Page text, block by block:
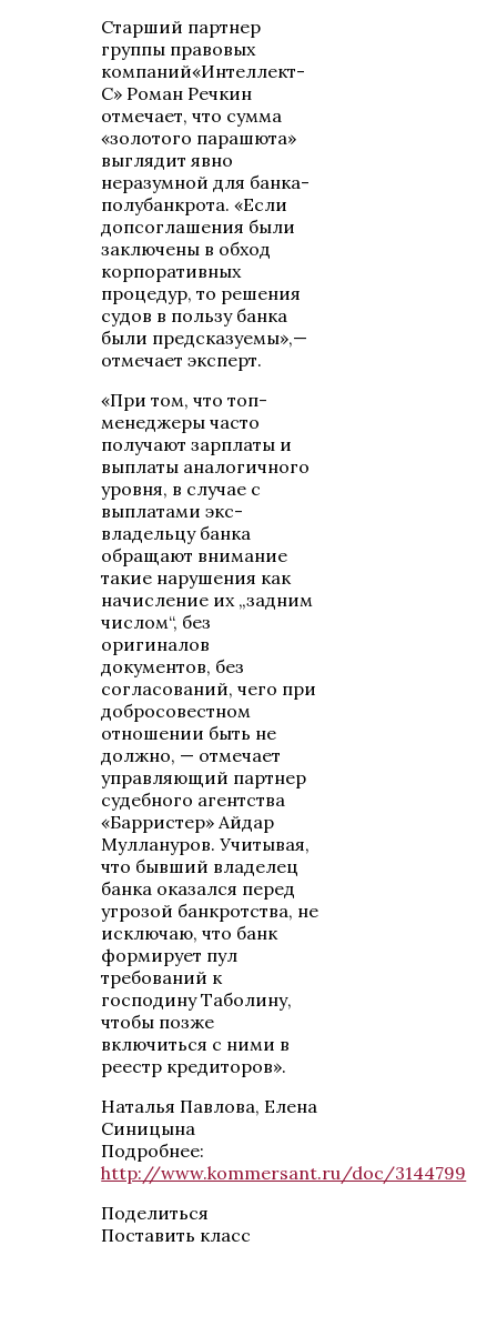
Старший партнер
группы правовых
компаний«Интеллект-
С» Роман Речкин
отмечает, что сумма
«золотого парашюта»
выглядит явно
неразумной для банка-
полубанкрота. «Если
допсоглашения были
заключены в обход
корпоративных
процедур, то решения
судов в пользу банка
были предсказуемы»,—
отмечает эксперт.
«При том, что топ-
менеджеры часто
получают зарплаты и
выплаты аналогичного
уровня, в случае с
выплатами экс-
владельцу банка
обращают внимание
такие нарушения как
начисление их „задним
числом“, без
оригиналов
документов, без
согласований, чего при
добросовестном
отношении быть не
должно, — отмечает
управляющий партнер
судебного агентства
«Барристер» Айдар
Муллануров. Учитывая,
что бывший владелец
банка оказался перед
угрозой банкротства, не
исключаю, что банк
формирует пул
требований к
господину Таболину,
чтобы позже
включиться с ними в
реестр кредиторов».
Наталья Павлова, Елена
Синицына
Подробнее:
http://www.kommersant.ru/doc/3144799
Поделиться
Поставить класс